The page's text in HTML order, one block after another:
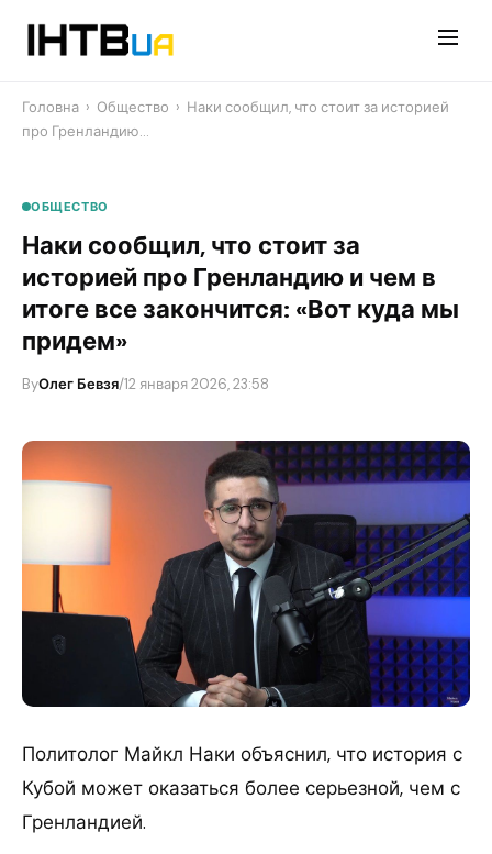
Головна › Общество › Наки сообщил, что стоит за историей
про Гренландию…
ОБЩЕСТВО
Наки сообщил, что стоит за
историей про Гренландию и чем в
итоге все закончится: «Вот куда мы
придем»
ByОлег Бевзя/12 января 2026, 23:58
Политолог Майкл Наки объяснил, что история с
Кубой может оказаться более серьезной, чем с
Гренландией.